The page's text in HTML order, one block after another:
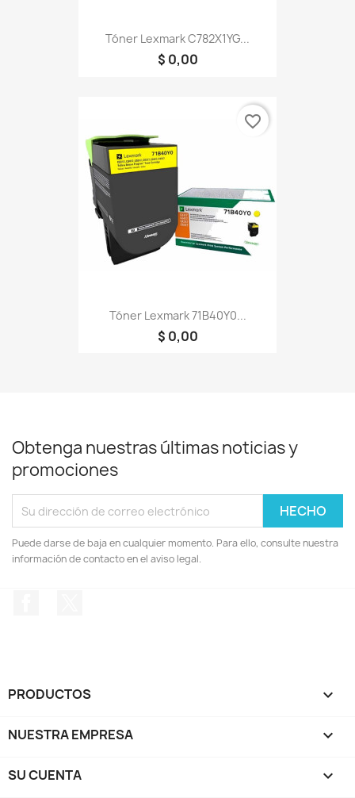
Tóner Lexmark C782X1YG...
$ 0,00
Tóner Lexmark 71B40Y0...
$ 0,00
favorite_border
Obtenga nuestras últimas noticias y
promociones
Puede darse de baja en cualquier momento. Para ello, consulte nuestra
información de contacto en el aviso legal.
PRODUCTOS 
NUESTRA EMPRESA 
SU CUENTA 